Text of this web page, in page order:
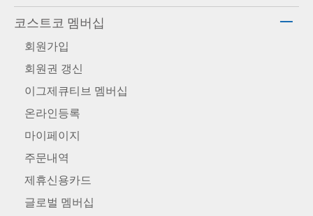
코스트코 멤버십
회원가입
회원권 갱신
이그제큐티브 멤버십
온라인등록
마이페이지
주문내역
제휴신용카드
글로벌 멤버십